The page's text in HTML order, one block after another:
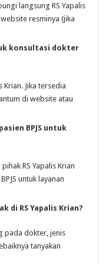
langsung RS Yapalis
resminya (jika
konsultasi dokter
Krian. Jika tersedia
di website atau
BPJS untuk
RS Yapalis Krian
untuk layanan
di RS Yapalis Krian?
pada dokter, jenis
tanyakan